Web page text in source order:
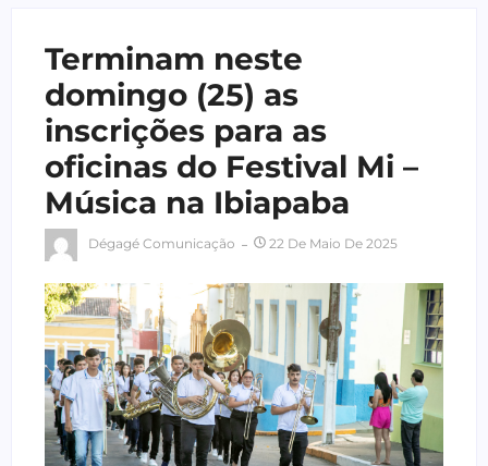
Terminam neste
domingo (25) as
inscrições para as
oficinas do Festival Mi –
Música na Ibiapaba
Dégagé Comunicação 22 De Maio De 2025